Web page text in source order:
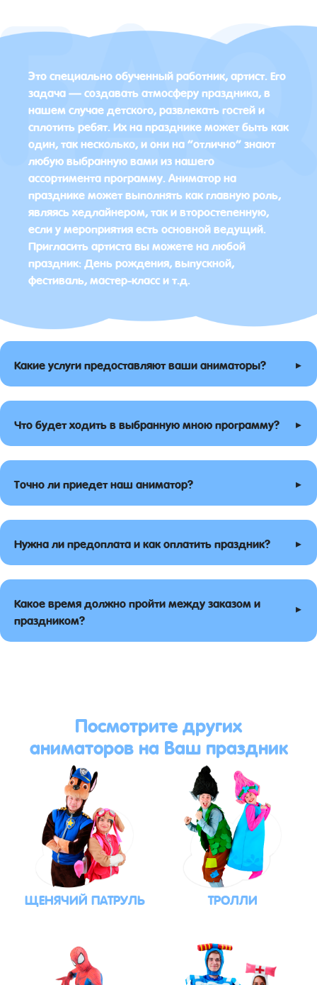
Это специально обученный работник, артист. Его
задача — создавать атмосферу праздника, в
нашем случае детского, развлекать гостей и
сплотить ребят. Их на празднике может быть как
один, так несколько, и они на “отлично” знают
любую выбранную вами из нашего
ассортимента программу. Аниматор на
празднике может выполнять как главную роль,
являясь хедлайнером, так и второстепенную,
если у мероприятия есть основной ведущий.
Пригласить артиста вы можете на любой
праздник: День рождения, выпускной,
фестиваль, мастер-класс и т.д.
Какие услуги предоставляют ваши аниматоры? ▸
Что будет ходить в выбранную мною программу? ▸
Точно ли приедет наш аниматор? ▸
Нужна ли предоплата и как оплатить праздник? ▸
Какое время должно пройти между заказом и
праздником?
▸
Посмотрите других
аниматоров на Ваш праздник
ЩЕНЯЧИЙ ПАТРУЛЬ ТРОЛЛИ